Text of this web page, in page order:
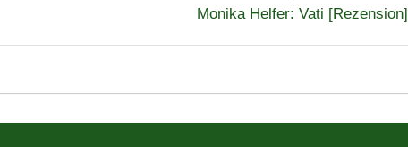
Monika Helfer: Vati [Rezension]